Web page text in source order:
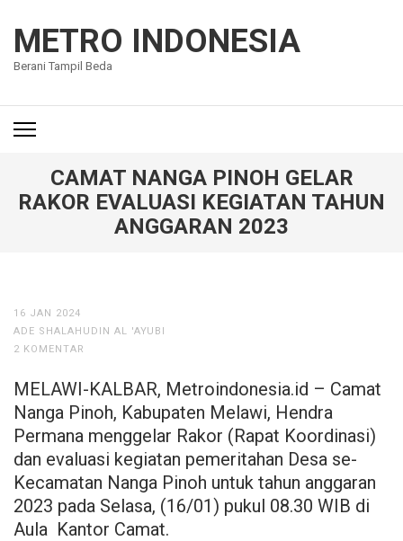
konten
(Tekan
METRO INDONESIA
Berani Tampil Beda
CAMAT NANGA PINOH GELAR
RAKOR EVALUASI KEGIATAN TAHUN
ANGGARAN 2023
16 JAN 2024
ADE SHALAHUDIN AL 'AYUBI
2 KOMENTAR
MELAWI-KALBAR, Metroindonesia.id – Camat
Nanga Pinoh, Kabupaten Melawi, Hendra
Permana menggelar Rakor (Rapat Koordinasi)
dan evaluasi kegiatan pemeritahan Desa se-
Kecamatan Nanga Pinoh untuk tahun anggaran
2023 pada Selasa, (16/01) pukul 08.30 WIB di
Aula Kantor Camat.